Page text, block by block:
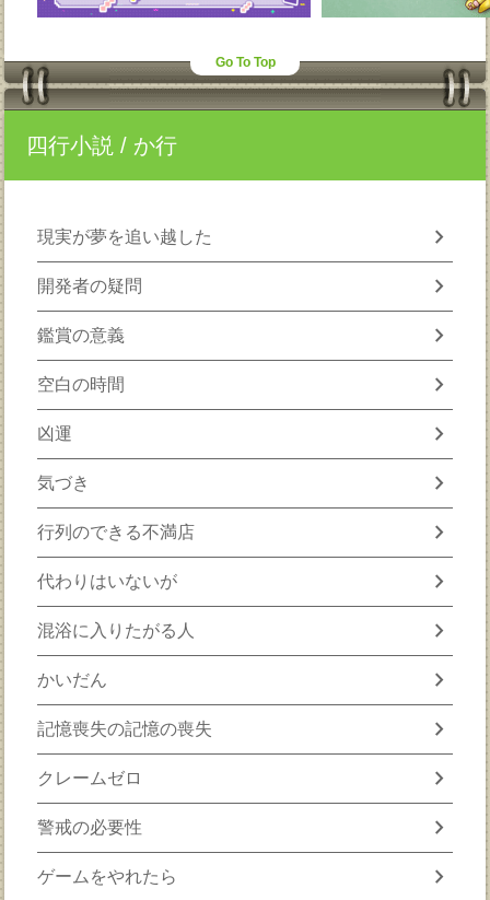
Go To Top
四行小説 / か行
現実が夢を追い越した chevron_right
開発者の疑問 chevron_right
鑑賞の意義 chevron_right
空白の時間 chevron_right
凶運 chevron_right
気づき chevron_right
行列のできる不満店 chevron_right
代わりはいないが chevron_right
混浴に入りたがる人 chevron_right
かいだん chevron_right
記憶喪失の記憶の喪失 chevron_right
クレームゼロ chevron_right
警戒の必要性 chevron_right
ゲームをやれたら chevron_right